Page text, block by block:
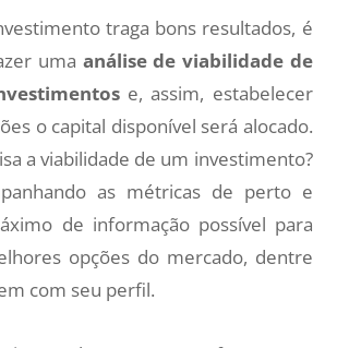
traga bons resultados, é
uma análise de viabilidade de
e, assim, estabelecer
o capital disponível será alocado.
a viabilidade de um investimento?
as métricas de perto e
de informação possível para
opções do mercado, dentre
com seu perfil.